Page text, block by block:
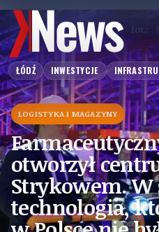
ŁÓDŹ INWESTYCJE
LOGISTYKA I MAGAZYNY
otworzył
Strykowem.
technologia,